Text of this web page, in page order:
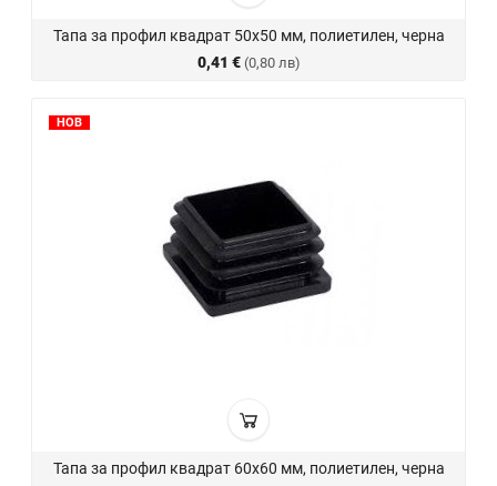
Тапа за профил квадрат 50х50 мм, полиетилен, черна
0,41 € (0,80 лв)
НОВ
Тапа за профил квадрат 60х60 мм, полиетилен, черна